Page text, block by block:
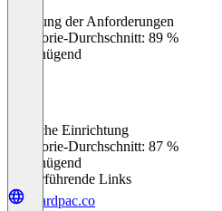
Erfüllung der Anforderungen
Kategorie-Durchschnitt: 89 %
Ungenügend
Einfache Einrichtung
Kategorie-Durchschnitt: 87 %
Ungenügend
Weiterführende Links
boardpac.co